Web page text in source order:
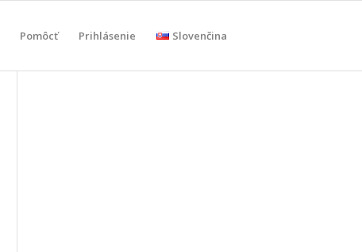
Pomôcť Prihlásenie Slovenčina